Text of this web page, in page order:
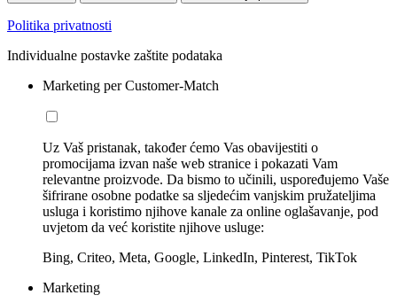
Politika privatnosti
Individualne postavke zaštite podataka
Marketing per Customer-Match
Uz Vaš pristanak, također ćemo Vas obavijestiti o
promocijama izvan naše web stranice i pokazati Vam
relevantne proizvode. Da bismo to učinili, uspoređujemo Vaše
šifrirane osobne podatke sa sljedećim vanjskim pružateljima
usluga i koristimo njihove kanale za online oglašavanje, pod
uvjetom da već koristite njihove usluge:
Bing, Criteo, Meta, Google, LinkedIn, Pinterest, TikTok
Marketing